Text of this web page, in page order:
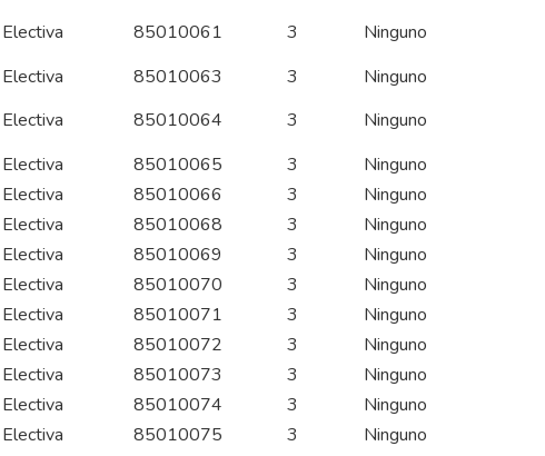
Electiva 85010061 3
Ninguno
Electiva 85010063 3
Ninguno
Electiva 85010064 3
Ninguno
Electiva 85010065 3
Ninguno
Electiva 85010066 3
Ninguno
Electiva 85010068 3
Ninguno
Electiva 85010069 3
Ninguno
Electiva 85010070 3
Ninguno
Electiva 85010071 3
Ninguno
Electiva 85010072 3
Ninguno
Electiva 85010073 3
Ninguno
Electiva 85010074 3
Ninguno
Electiva 85010075 3
Ninguno